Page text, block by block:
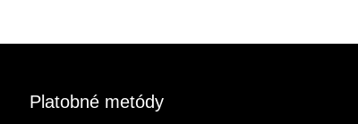
Platobné metódy